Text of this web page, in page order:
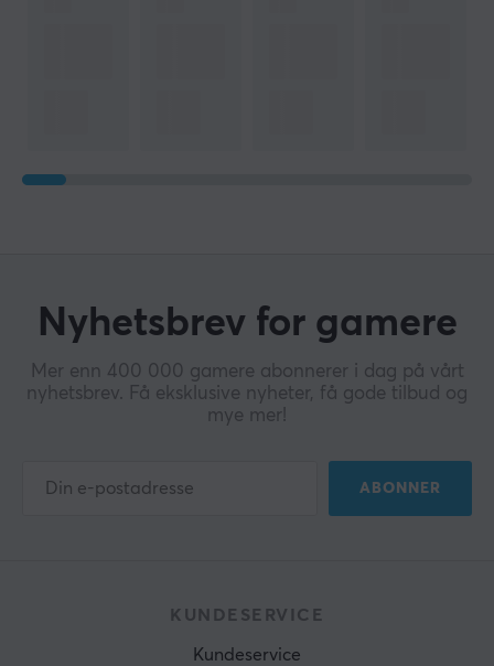
Nyhetsbrev for gamere
Mer enn 400 000 gamere abonnerer i dag på vårt
nyhetsbrev. Få eksklusive nyheter, få gode tilbud og
mye mer!
ABONNER
KUNDESERVICE
Kundeservice